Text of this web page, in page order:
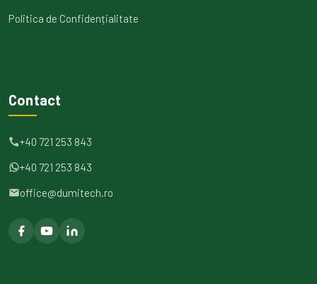
Politica de Confidențialitate
Contact
+40 721 253 843
+40 721 253 843
office@dumitech.ro